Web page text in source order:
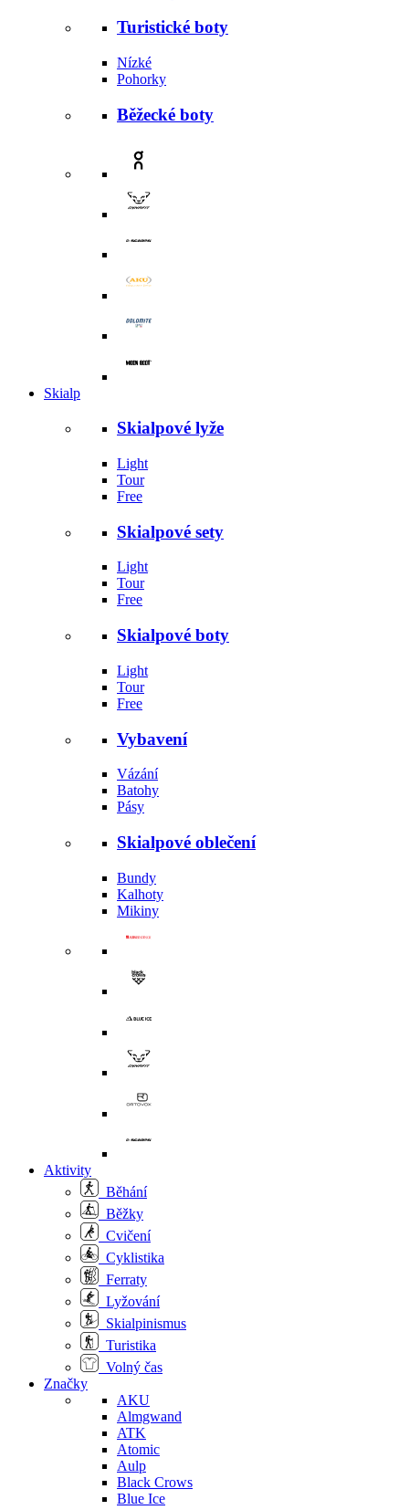
Turistické boty
Nízké
Pohorky
Běžecké boty
Skialp
Skialpové lyže
Light
Tour
Free
Skialpové sety
Light
Tour
Free
Skialpové boty
Light
Tour
Free
Vybavení
Vázání
Batohy
Pásy
Skialpové oblečení
Bundy
Kalhoty
Mikiny
Aktivity
Běhání
Běžky
Cvičení
Cyklistika
Ferraty
Lyžování
Skialpinismus
Turistika
Volný čas
Značky
AKU
Almgwand
ATK
Atomic
Aulp
Black Crows
Blue Ice